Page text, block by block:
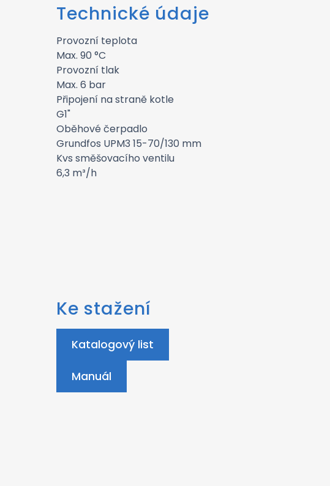
Technické údaje
Provozní teplota
Max. 90 °C
Provozní tlak
Max. 6 bar
Připojení na straně kotle
G1"
Oběhové čerpadlo
Grundfos UPM3 15-70/130 mm
Kvs směšovacího ventilu
6,3 m³/h
Ke stažení
Katalogový list
Manuál